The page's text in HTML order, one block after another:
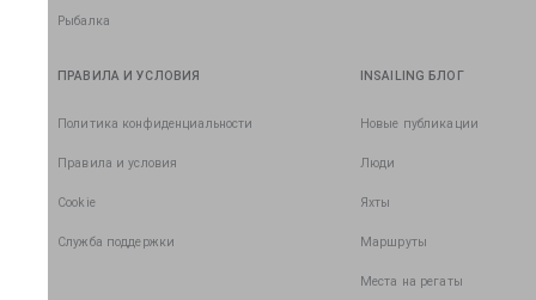
Рыбалка
ПРАВИЛА И УСЛОВИЯ
Политика конфиденциальности
Правила и условия
Cookie
Служба поддержки
INSAILING БЛОГ
Новые публикации
Люди
Яхты
Маршруты
Места на регаты